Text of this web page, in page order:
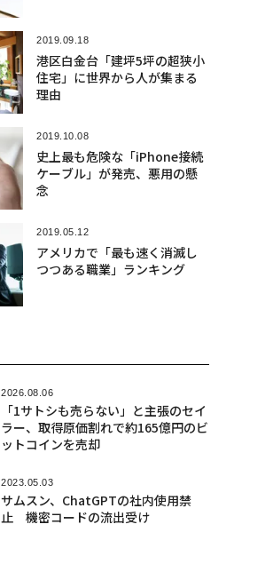
2019.09.18
港区白金台「建坪5坪の超狭小
住宅」に世界から人が集まる
理由
2019.10.08
史上最も危険な「iPhone接続
ケーブル」が発売、悪用の懸
念
2019.05.12
アメリカで「最も速く消滅し
つつある職業」ランキング
2026.08.06
「1サトシも売らない」と主張のセイ
ラー、取得原価割れで約165億円のビ
ットコインを売却
2023.05.03
サムスン、ChatGPTの社内使用禁
止 機密コードの流出受け